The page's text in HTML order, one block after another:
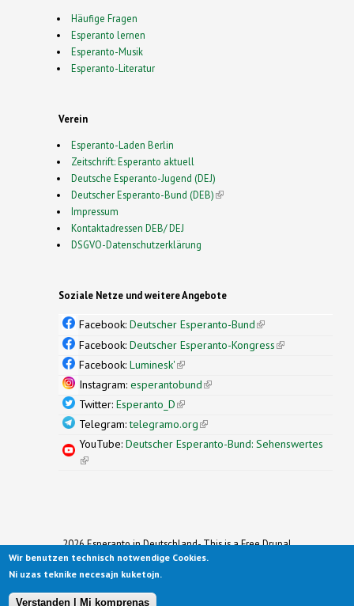
Häufige Fragen
Esperanto lernen
Esperanto-Musik
Esperanto-Literatur
Verein
Esperanto-Laden Berlin
Zeitschrift: Esperanto aktuell
Deutsche Esperanto-Jugend (DEJ)
Deutscher Esperanto-Bund (DEB)(link is external)
Impressum
Kontaktadressen DEB/ DEJ
DSGVO-Datenschutzerklärung
Soziale Netze und weitere Angebote
Facebook: Deutscher Esperanto-Bund(link is
external)
Facebook: Deutscher Esperanto-Kongress(link is
Facebook: Luminesk'(link is external)
Instagram: esperantobund(link is external)
Twitter: Esperanto_D(link is external)
Telegram:telegramo.org(link is external)
YouTube: Deutscher Esperanto-Bund: Sehenswertes
(link is external)
2026 Esperanto in Deutschland- This is a Free Drupal
Theme
Ported to Drupal for the Open Source Community by
Original design by
Wir benutzen technisch notwendige Cookies.
Ni uzas teknike necesajn kuketojn.
Verstanden | Mi komprenas